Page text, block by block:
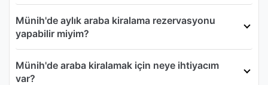
Münih'de aylık araba kiralama rezervasyonu
yapabilir miyim?
Münih'de araba kiralamak için neye ihtiyacım
var?